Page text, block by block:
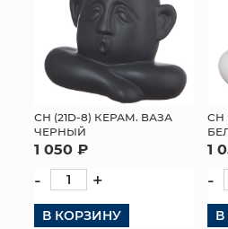
СН (21D-8) КЕРАМ. ВАЗА
ЧЕРНЫЙ
1 050 ₽
- +
В КОРЗИНУ
СН
1
-